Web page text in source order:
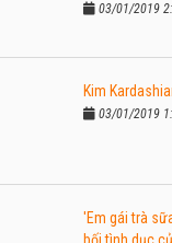
03/01/2019
Kim
03/01/2019
'Em gái trà